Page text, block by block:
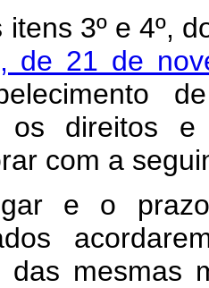
itens 3º e 4º,
de 21 de
os direitos
com a
e o prazo
das mesmas